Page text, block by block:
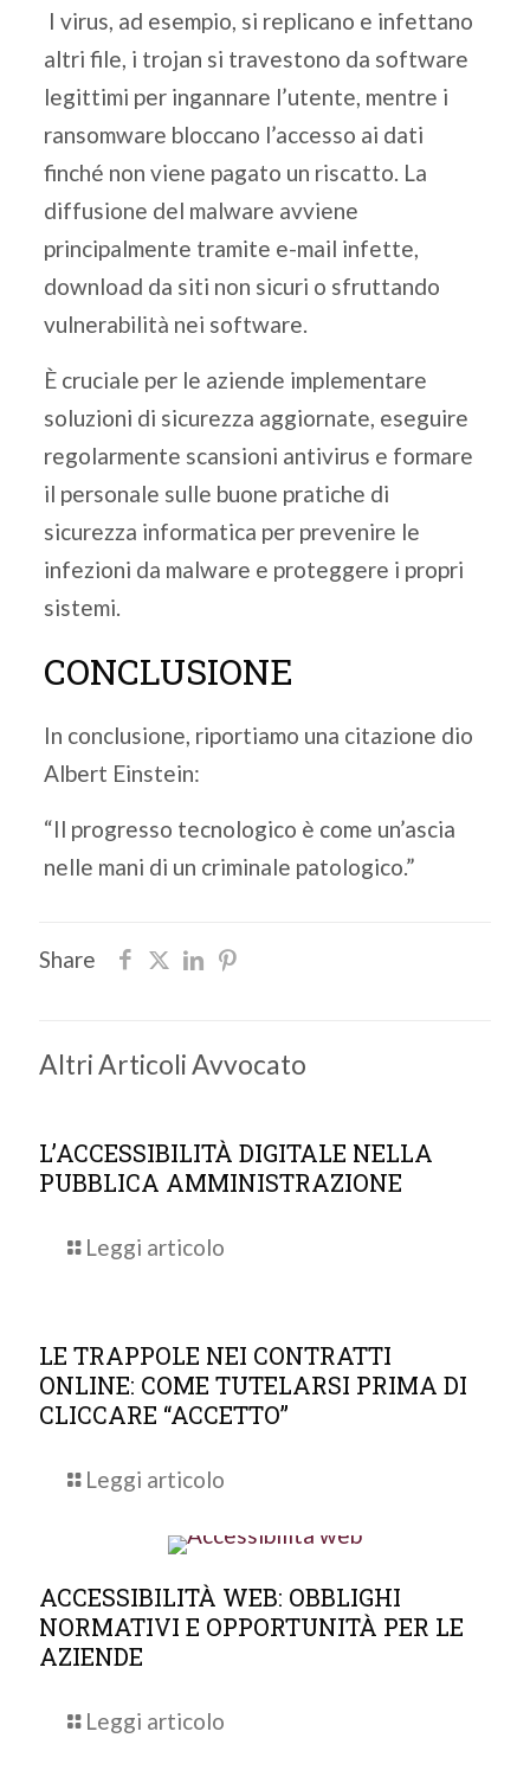
I virus, ad esempio, si replicano e infettano
altri file, i trojan si travestono da software
legittimi per ingannare l’utente, mentre i
ransomware bloccano l’accesso ai dati
finché non viene pagato un riscatto. La
diffusione del malware avviene
principalmente tramite e-mail infette,
download da siti non sicuri o sfruttando
vulnerabilità nei software.
È cruciale per le aziende implementare
soluzioni di sicurezza aggiornate, eseguire
regolarmente scansioni antivirus e formare
il personale sulle buone pratiche di
sicurezza informatica per prevenire le
infezioni da malware e proteggere i propri
sistemi.
CONCLUSIONE
In conclusione, riportiamo una citazione dio
Albert Einstein:
“Il progresso tecnologico è come un’ascia
nelle mani di un criminale patologico.”
Share
Altri Articoli Avvocato
L’ACCESSIBILITÀ DIGITALE NELLA
PUBBLICA AMMINISTRAZIONE
Leggi articolo
LE TRAPPOLE NEI CONTRATTI
ONLINE: COME TUTELARSI PRIMA DI
CLICCARE “ACCETTO”
Leggi articolo
ACCESSIBILITÀ WEB: OBBLIGHI
NORMATIVI E OPPORTUNITÀ PER LE
AZIENDE
Leggi articolo